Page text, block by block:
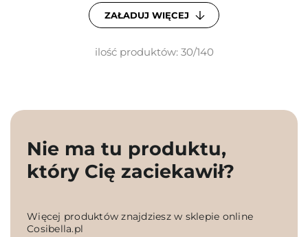
ZAŁADUJ WIĘCEJ
ilość produktów: 30/140
Nie ma tu produktu,
który Cię zaciekawił?
Więcej produktów znajdziesz w sklepie online
Cosibella.pl